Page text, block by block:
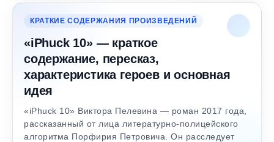
КРАТКИЕ СОДЕРЖАНИЯ ПРОИЗВЕДЕНИЙ
«iPhuck 10» — краткое
содержание, пересказ,
характеристика героев и основная
идея
«iPhuck 10» Виктора Пелевина — роман 2017 года,
рассказанный от лица литературно-полицейского
алгоритма Порфирия Петровича. Он расследует